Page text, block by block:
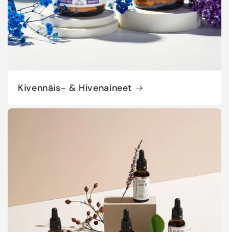
Kivennäis- & Hivenaineet